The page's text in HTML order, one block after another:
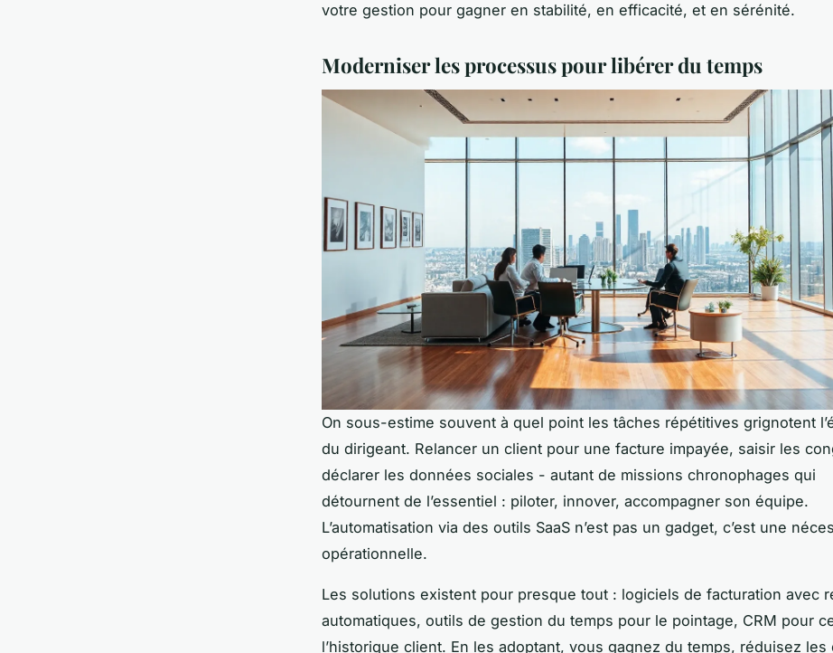
votre gestion pour gagner en stabilité, en efficacité, et en sérénité.
Moderniser les processus pour libérer du temps
On sous-estime souvent à quel point les tâches répétitives grignotent
du dirigeant. Relancer un client pour une facture impayée, saisir les
déclarer les données sociales - autant de missions chronophages qui
détournent de l’essentiel : piloter, innover, accompagner son équipe.
L’automatisation via des outils SaaS n’est pas un gadget, c’est une
opérationnelle.
Les solutions existent pour presque tout : logiciels de facturation avec
automatiques, outils de gestion du temps pour le pointage, CRM pour
l’historique client. En les adoptant, vous gagnez du temps, réduisez les